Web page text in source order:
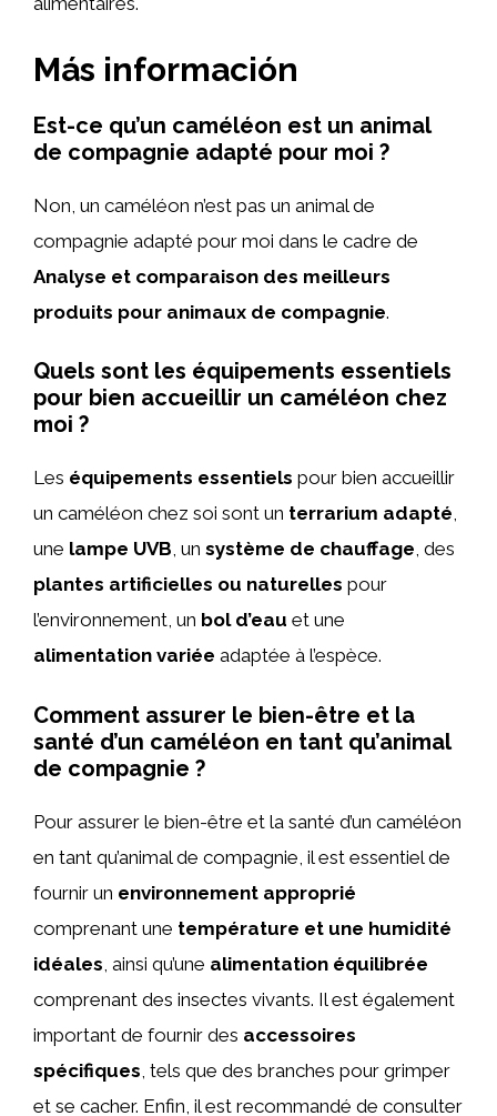
Más información
Est-ce qu’un caméléon est un animal
de compagnie adapté pour moi ?
Non, un caméléon n’est pas un animal de
compagnie adapté pour moi dans le cadre de
Analyse et comparaison des meilleurs
produits pour animaux de compagnie.
Quels sont les équipements essentiels
pour bien accueillir un caméléon chez
moi ?
Les équipements essentiels pour bien accueillir
un caméléon chez soi sont un terrarium adapté,
une lampe UVB, un système de chauffage, des
plantes artificielles ou naturelles pour
l’environnement, un bol d’eau et une
alimentation variée adaptée à l’espèce.
Comment assurer le bien-être et la
santé d’un caméléon en tant qu’animal
de compagnie ?
Pour assurer le bien-être et la santé d’un caméléon
en tant qu’animal de compagnie, il est essentiel de
fournir un environnement approprié
comprenant une température et une humidité
idéales , ainsi qu’une alimentation équilibrée
comprenant des insectes vivants. Il est également
important de fournir des accessoires
spécifiques , tels que des branches pour grimper
et se cacher. Enfin, il est recommandé de consulter